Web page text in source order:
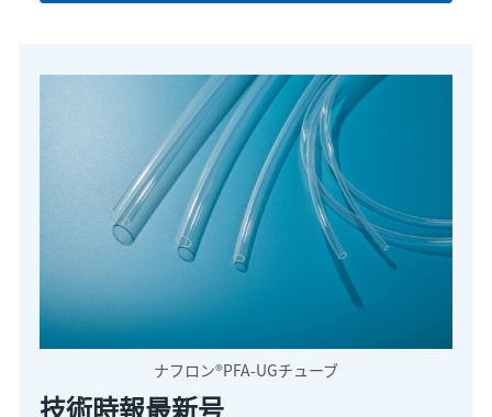
ナフロン®PFA-UGチューブ
技術時報最新号